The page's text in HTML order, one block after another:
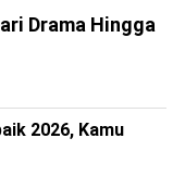
Drama Hingga
2026, Kamu